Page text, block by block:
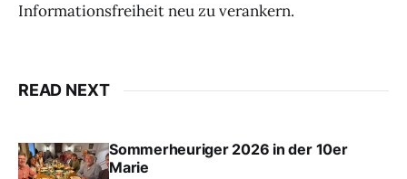
Informationsfreiheit neu zu verankern.
READ NEXT
Sommerheuriger 2026 in der 10er
Marie